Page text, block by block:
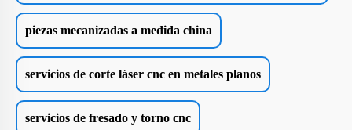
piezas mecanizadas a medida china
servicios de corte láser cnc en metales planos
servicios de fresado y torno cnc